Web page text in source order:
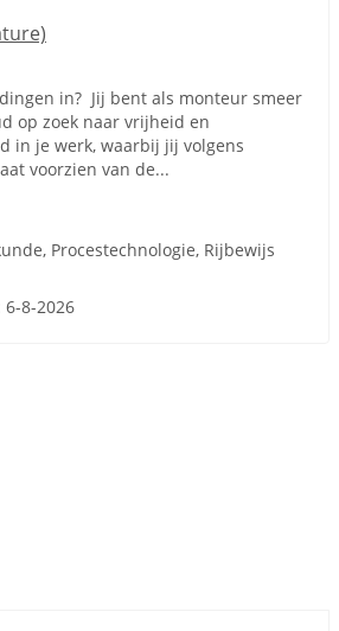
in? Jij bent als monteur smeer
op zoek naar vrijheid en
in je werk, waarbij jij volgens
voorzien van de...
Procestechnologie, Rijbewijs
8-2026